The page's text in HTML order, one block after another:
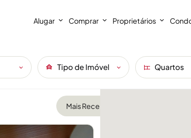
Alugar Comprar Proprietários
Tipo de Imóvel Quartos